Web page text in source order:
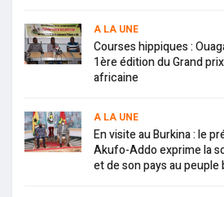
A LA UNE
Courses hippiques :
1ère édition du Grand
africaine
A LA UNE
En visite au Burkina : le
Akufo-Addo exprime la
et de son pays au peuple